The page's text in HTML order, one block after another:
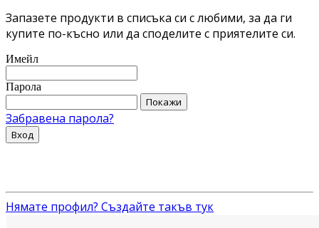
Запазете продукти в списъка си с любими, за да ги
купите по-късно или да споделите с приятелите си.
Имейл
Парола
Покажи
Забравена парола?
Вход
Нямате профил? Създайте такъв тук